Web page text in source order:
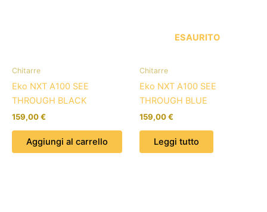
Chitarre
Eko NXT A100 SEE
THROUGH BLACK
159,00€
Aggiungi al carrello
ESAURITO
Chitarre
Eko NXT A100 SEE
THROUGH BLUE
159,00€
Leggi tutto